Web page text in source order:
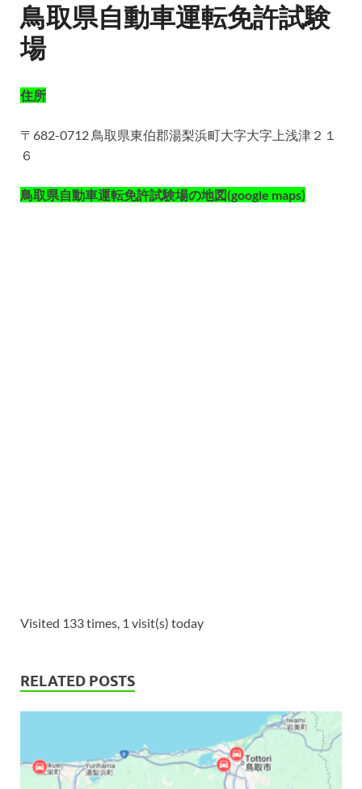
鳥取県自動車運転免許試験
場
住所
〒682-0712 鳥取県東伯郡湯梨浜町大字大字上浅津２１
６
鳥取県自動車運転免許試験場の地図(google maps)
Visited 133 times, 1 visit(s) today
RELATED POSTS